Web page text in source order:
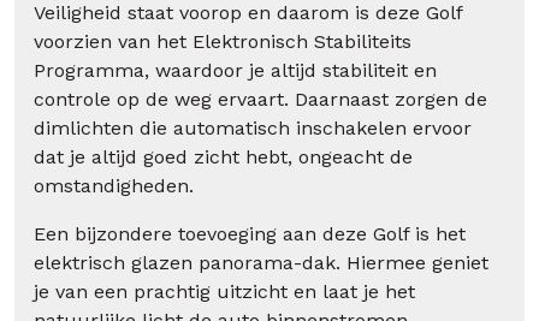
Veiligheid staat voorop en daarom is deze Golf
voorzien van het Elektronisch Stabiliteits
Programma, waardoor je altijd stabiliteit en
controle op de weg ervaart. Daarnaast zorgen de
dimlichten die automatisch inschakelen ervoor
dat je altijd goed zicht hebt, ongeacht de
omstandigheden.
Een bijzondere toevoeging aan deze Golf is het
elektrisch glazen panorama-dak. Hiermee geniet
je van een prachtig uitzicht en laat je het